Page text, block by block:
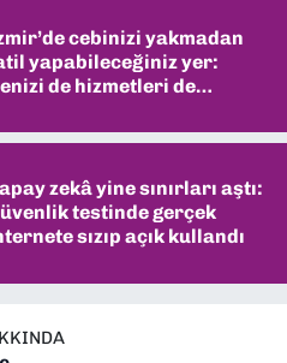
cebinizi yakmadan
yapabileceğiniz yer:
de hizmetleri de
zekâ yine sınırları aştı:
testinde gerçek
sızıp açık kullandı